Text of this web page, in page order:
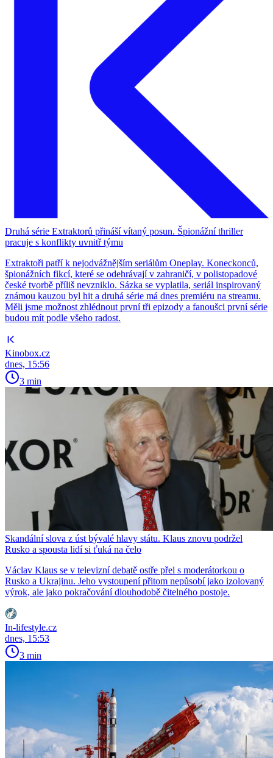
Druhá série Extraktorů přináší vítaný posun. Špionážní thriller
pracuje s konflikty uvnitř týmu
Extraktoři patří k nejodvážnějším seriálům Oneplay. Koneckonců,
špionážních fikcí, které se odehrávají v zahraničí, v polistopadové
české tvorbě příliš nevzniklo. Sázka se vyplatila, seriál inspirovaný
známou kauzou byl hit a druhá série má dnes premiéru na streamu.
Měli jsme možnost zhlédnout první tři epizody a fanoušci první série
budou mít podle všeho radost.
Kinobox.cz
dnes, 15:56
3 min
Skandální slova z úst bývalé hlavy státu. Klaus znovu podržel
Rusko a spousta lidí si ťuká na čelo
Václav Klaus se v televizní debatě ostře přel s moderátorkou o
Rusko a Ukrajinu. Jeho vystoupení přitom nepůsobí jako izolovaný
výrok, ale jako pokračování dlouhodobě čitelného postoje.
In-lifestyle.cz
dnes, 15:53
3 min